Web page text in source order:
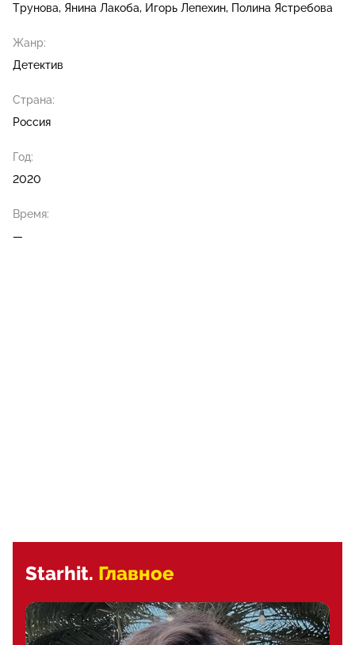
Трунова Янина Лакоба Игорь Лепехин Полина Ястребова
Жанр:
Детектив
Страна:
Россия
Год:
2020
Время:
—
Starhit. Главное